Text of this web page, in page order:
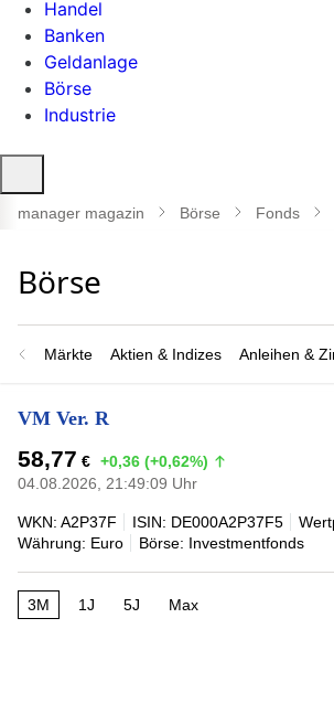
Handel
Banken
Geldanlage
Börse
Industrie
öffnen
manager magazin Börse Fonds
Märkte Aktien & Indizes Anleihen &
VM Ver. R
58,77 € +0,36 (+0,62%)
04.08.2026, 21:49:09 Uhr
WKN: A2P37F ISIN: DE000A2P37F5
Währung: Euro
Börse: Investmentfonds
3M 1J 5J Max